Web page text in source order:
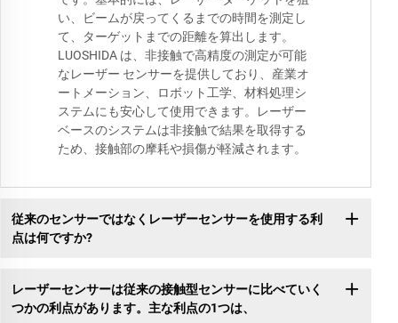
い、ビームが戻ってくるまでの時間を測定し
て、ターゲットまでの距離を算出します。
LUOSHIDA は、非接触で高精度の測定が可能
なレーザー センサーを提供しており、産業オ
ートメーション、ロボット工学、材料処理シ
ステムにも安心して使用できます。レーザー
ベースのシステムは非接触で結果を取得する
ため、接触部の摩耗や損傷が軽減されます。
従来のセンサーではなくレーザーセンサーを使用する利
点は何ですか?
レーザーセンサーは従来の接触型センサーに比べていく
つかの利点があります。主な利点の1つは、